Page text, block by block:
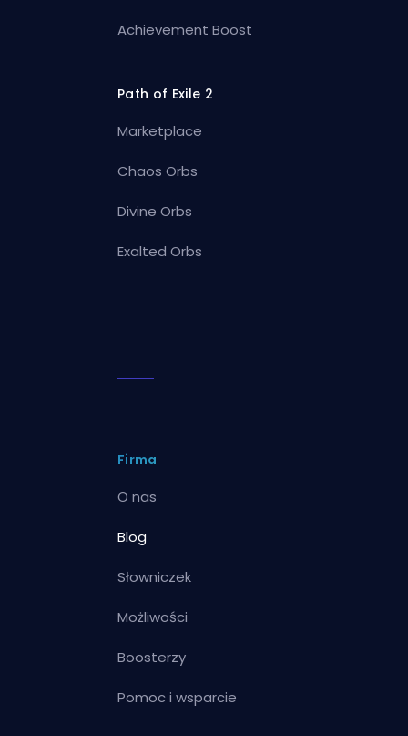
Achievement Boost
Path of Exile 2
Marketplace
Chaos Orbs
Divine Orbs
Exalted Orbs
Firma
O nas
Blog
Słowniczek
Możliwości
Boosterzy
Pomoc i wsparcie